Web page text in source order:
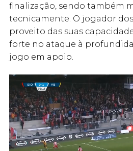
finalização, sendo também
tecnicamente. O jogador
proveito das suas
forte no ataque à
jogo em apoio.